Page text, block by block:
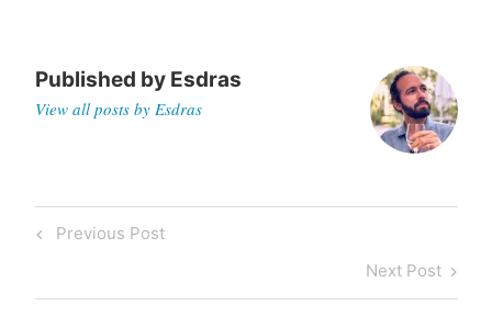
Published by Esdras
View all posts by Esdras
Post
Previous
Previous Post
Next
Post
Next Post